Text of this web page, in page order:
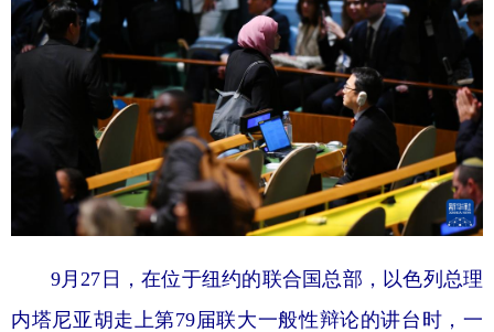
9月27日，在位于纽约的联合国总部，以色列总理
内塔尼亚胡走上第79届联大一般性辩论的讲台时，一